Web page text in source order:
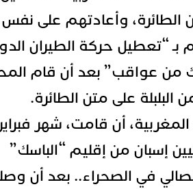
الطائرة، وأعادتهم على نفس
بـ “تعطيل حركة الطيران
من عواقب” بعد أن قام
البلبلة على متن الطائرة.
أن قامت، شهر فبراير
إسبان من إقليم “الباسك”
في الصحراء.. بعد أن